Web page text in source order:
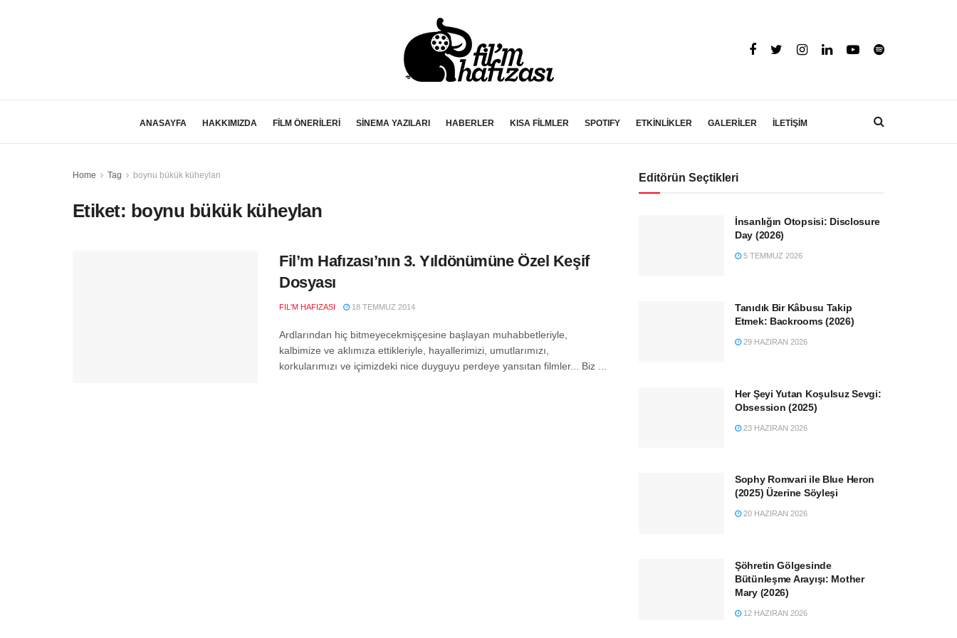
ANASAYFA HAKKIMIZDA FİLM ÖNERİLERİ SİNEMA YAZILARI HABERLER KISA FİLMLER SPOTIFY ETKİNLİKLER GALERİLER İLETİŞİM
Home Tag boynu bükük küheylan
Etiket: boynu bükük küheylan
Fil’m Hafızası’nın 3. Yıldönümüne Özel Keşif
Dosyası
FIL'M HAFIZASI 18 TEMMUZ 2014
Ardlarından hiç bitmeyecekmişçesine başlayan muhabbetleriyle,
kalbimize ve aklımıza ettikleriyle, hayallerimizi, umutlarımızı,
korkularımızı ve içimizdeki nice duyguyu perdeye yansıtan filmler... Biz ...
Editörün Seçtikleri
İnsanlığın Otopsisi: Disclosure
Day (2026)
5 TEMMUZ 2026
Tanıdık Bir Kâbusu Takip
Etmek: Backrooms (2026)
29 HAZIRAN 2026
Her Şeyi Yutan Koşulsuz Sevgi:
Obsession (2025)
23 HAZIRAN 2026
Sophy Romvari ile Blue Heron
(2025) Üzerine Söyleşi
20 HAZIRAN 2026
Şöhretin Gölgesinde
Bütünleşme Arayışı: Mother
Mary (2026)
12 HAZIRAN 2026